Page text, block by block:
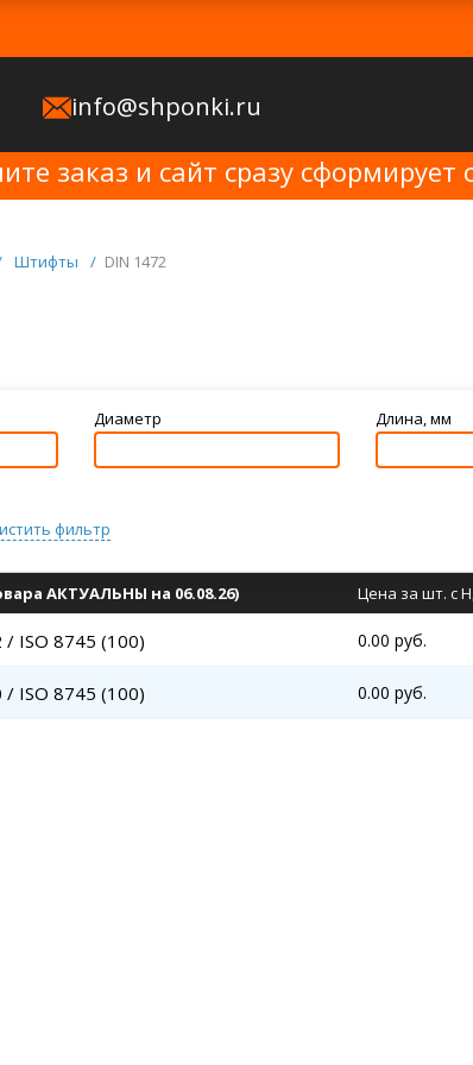
info@shponki.ru
заказ и сайт сразу
Штифты / DIN 1472
Диаметр Длина, мм
фильтр
АКТУАЛЬНЫ на 06.08.26) Цена за шт. с
ISO 8745 (100) 0.00 руб.
ISO 8745 (100) 0.00 руб.